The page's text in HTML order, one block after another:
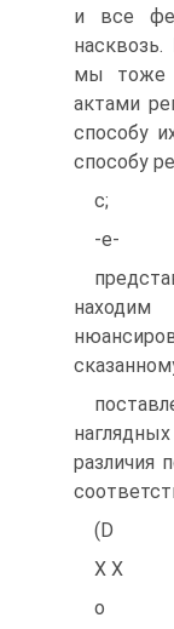
и все
мы тоже
актами
способу
способу
с;
-е-
различия
(D
X X
о